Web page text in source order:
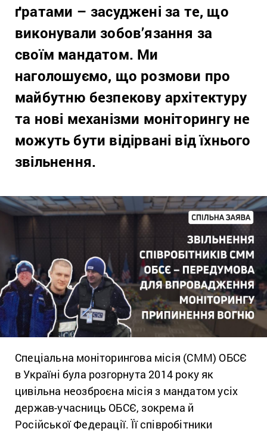
ґратами – засуджені за те, що
виконували зобов’язання за
своїм мандатом. Ми
наголошуємо, що розмови про
майбутню безпекову архітектуру
та нові механізми моніторингу не
можуть бути відірвані від їхнього
звільнення.
Спеціальна моніторингова місія (СММ) ОБСЄ
в Україні була розгорнута 2014 року як
цивільна неозброєна місія з мандатом усіх
держав-учасниць ОБСЄ, зокрема й
Російської Федерації. Її співробітники